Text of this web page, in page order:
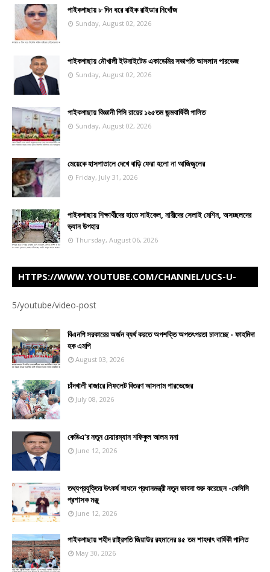
পাইকগাছায় ৮ দিন ধরে বাইক রাইডার নিখোঁজ
Sunday, August 02, 2026
পাইকগাছায় মৌখালী ইউনাইটেড একাডেমির সভাপতি আসলাম পারভেজ
Sunday, August 02, 2026
পাইকগাছায় বিজ্ঞানী পিসি রায়ের ১৬৫তম জন্মবার্ষিকী পালিত
Sunday, August 02, 2026
মেয়েকে হাসপাতালে দেখে বাড়ি ফেরা হলো না আজিজুলের
Friday, July 31, 2026
পাইকগাছায় শিক্ষার্থীদের হাতে সাইকেল, নারীদের সেলাই মেশিন, অসচ্ছলদের
ভ্যান উপহার
Thursday, August 06, 2026
HTTPS://WWW.YOUTUBE.COM/CHANNEL/UCS-U-
5/youtube/video-post
বিএনপি সরকারের অর্জন ব্যর্থ করতে অপশক্তি অপতৎপরতা চালাচ্ছে - ফাহমিদা
হক এমপি
August 03, 2026
চাঁদখালী বাজারে লিফলেট বিতরণ আসলাম পারভেজের
July 08, 2026
কেডিএ’র নতুন চেয়ারম্যান শফিকুল আলম মনা
June 12, 2026
তথ্যপ্রযুক্তির উৎকর্ষ সাধনে প্রধানমন্ত্রী নতুন ভাবনা শুরু করেছেন -কেসিসি
প্রশাসক মঞ্জু
June 12, 2026
পাইকগাছায় শহীদ রাষ্ট্রপতি জিয়াউর রহমানের ৪৫ তম শাহদাৎ বার্ষিকী পালিত
May 30, 2026